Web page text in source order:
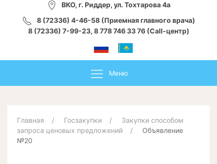
ВКО, г. Риддер, ул. Тохтарова 4а
8 (72336) 4-46-58 (Приемная главного врача)
8 (72336) 7-99-23, 8 778 746 33 76 (Call-центр)
Меню
Главная Госзакупки
Закупки способом
запроса ценовых предложений
Объявление
№20